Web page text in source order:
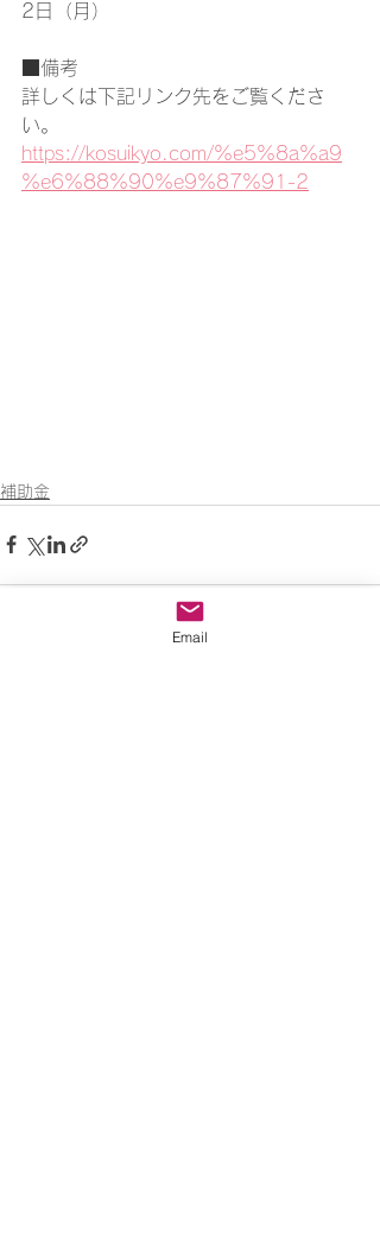
2日（月）
■備考
詳しくは下記リンク先をご覧くださ
い。
https://kosuikyo.com/%e5%8a%a9
%e6%88%90%e9%87%91-2
補助金
Email